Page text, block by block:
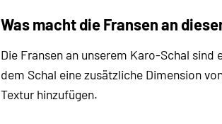
Was macht die Fransen an
Die Fransen an unserem Karo-Schal
dem Schal eine zusätzliche Dimension
Textur hinzufügen.